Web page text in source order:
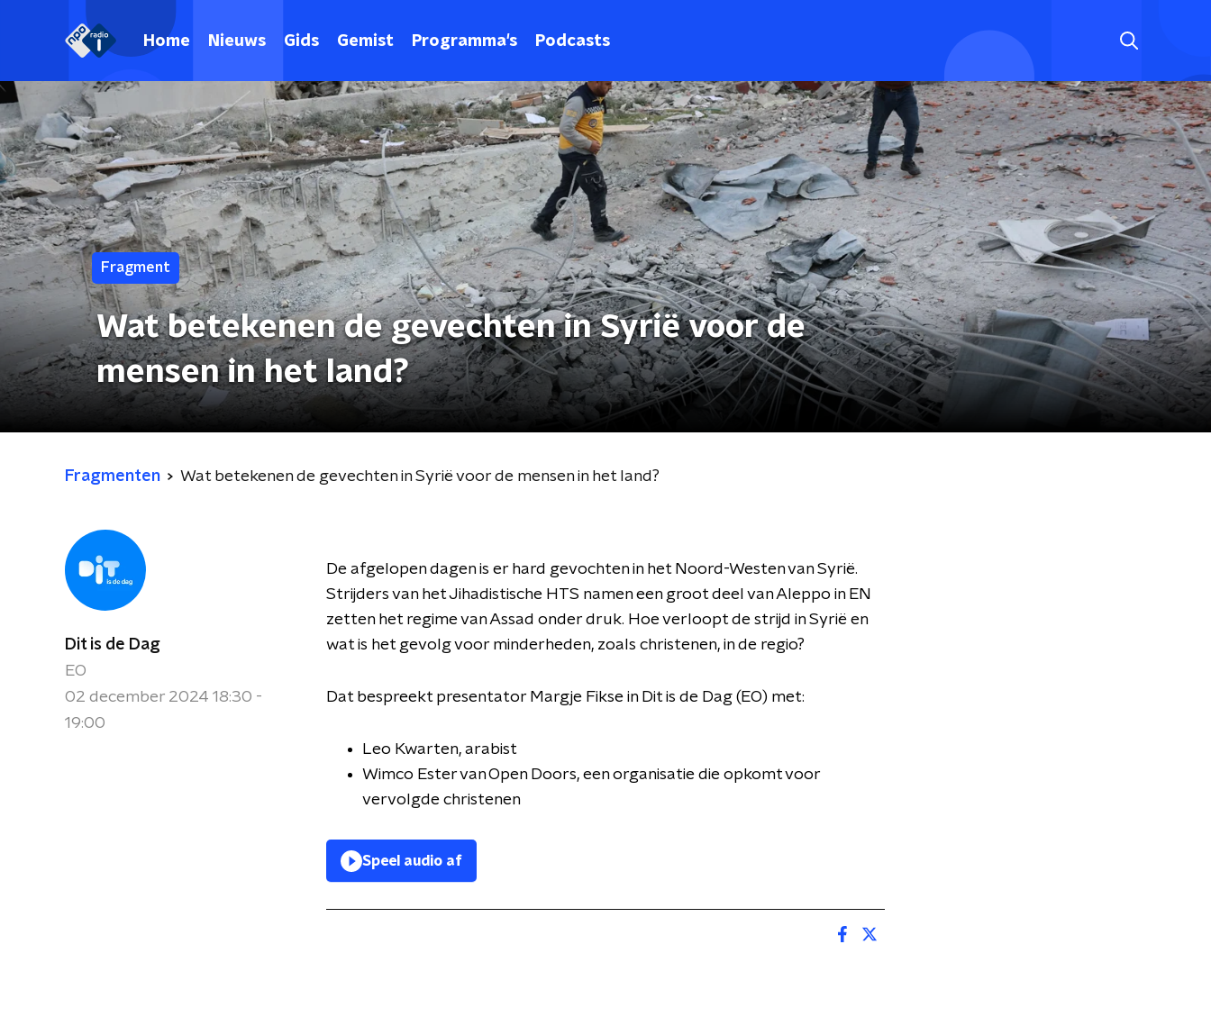
Home Nieuws Gids Gemist Programma's Podcasts
Fragment
Wat betekenen de gevechten in Syrië voor de
mensen in het land?
Fragmenten Wat betekenen de gevechten in Syrië voor de mensen in het land?
Dit is de Dag
EO
02 december 2024 18:30 -
19:00
De afgelopen dagen is er hard gevochten in het Noord-Westen van Syrië.
Strijders van het Jihadistische HTS namen een groot deel van Aleppo in EN
zetten het regime van Assad onder druk. Hoe verloopt de strijd in Syrië en
wat is het gevolg voor minderheden, zoals christenen, in de regio?
Dat bespreekt presentator Margje Fikse in Dit is de Dag (EO) met:
Leo Kwarten, arabist
Wimco Ester van Open Doors, een organisatie die opkomt voor
vervolgde christenen
Speel audio af